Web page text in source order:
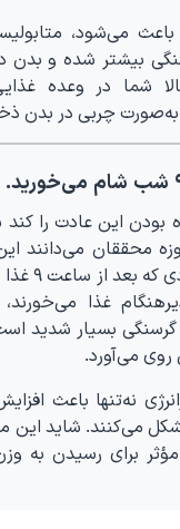
می‌شود،
بیشتر شده و بدن
شما در وعده
به‌صورت چربی در بدن
بودن این عادت را
محققان می‌دانند
علت چاق
غذا
گرسنگی بسیار شدید
روی می‌آورد.
نه‌تنها باعث
می‌کنند. شاید این
برای رسیدن به